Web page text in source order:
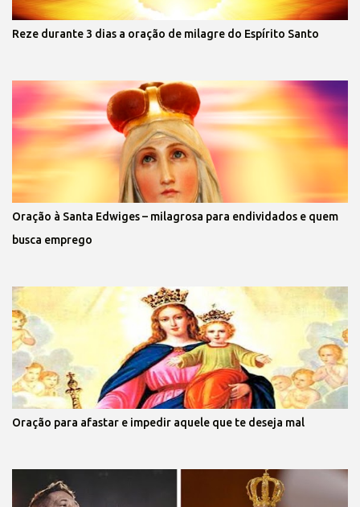
Reze durante 3 dias a oração de milagre do Espírito Santo
Oração à Santa Edwiges – milagrosa para endividados e quem
busca emprego
Oração para afastar e impedir aquele que te deseja mal